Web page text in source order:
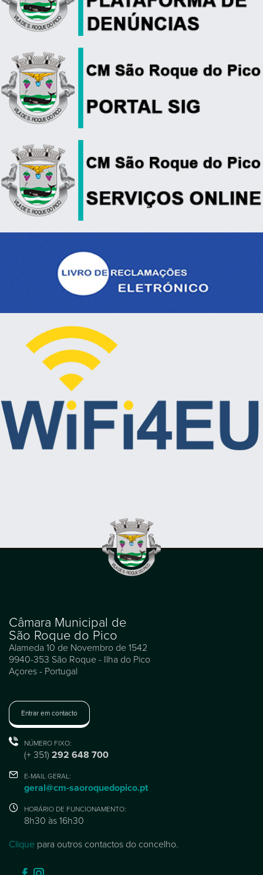
Câmara Municipal de
São Roque do Pico
Alameda 10 de Novembro de 1542
9940-353 São Roque - Ilha do Pico
Açores - Portugal
Entrar em contacto
NÚMERO FIXO:
(+ 351) 292 648 700
E-MAIL GERAL:
geral@cm-saoroquedopico.pt
HORÁRIO DE FUNCIONAMENTO:
8h30 às 16h30
Clique para outros contactos do concelho.